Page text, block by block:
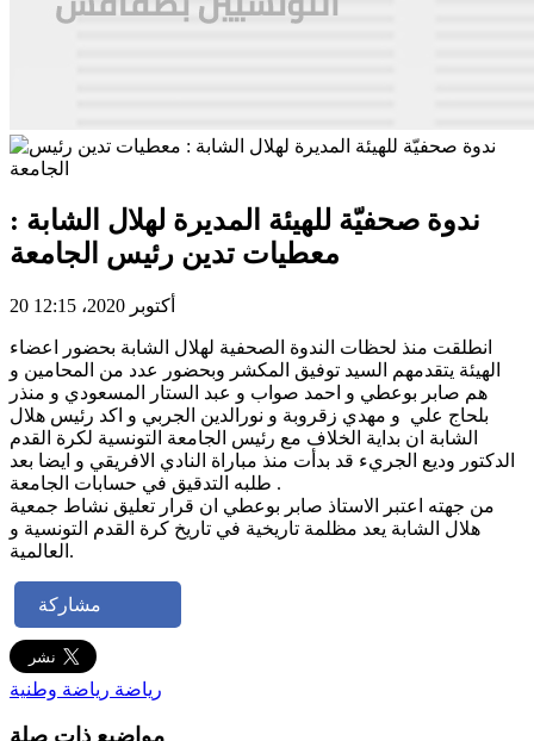
ندوة صحفيّة للهيئة المديرة لهلال الشابة :
معطيات تدين رئيس الجامعة
20 أكتوبر 2020، 12:15
انطلقت منذ لحظات الندوة الصحفية لهلال الشابة بحضور اعضاء
الهيئة يتقدمهم السيد توفيق المكشر وبحضور عدد من المحامين و
هم صابر بوعطي و احمد صواب و عبد الستار المسعودي و منذر
بلحاج علي و مهدي زقروبة و نورالدين الجربي و اكد رئيس هلال
الشابة ان بداية الخلاف مع رئيس الجامعة التونسية لكرة القدم
الدكتور وديع الجريء قد بدأت منذ مباراة النادي الافريقي و ايضا بعد
طلبه التدقيق في حسابات الجامعة .
من جهته اعتبر الاستاذ صابر بوعطي ان قرار تعليق نشاط جمعية
هلال الشابة يعد مظلمة تاريخية في تاريخ كرة القدم التونسية و
العالمية.
مشاركة
رياضة رياضة وطنية
مواضيع ذات صلة